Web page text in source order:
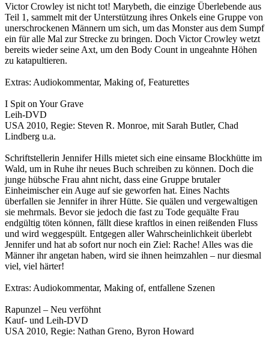
Victor Crowley ist nicht tot! Marybeth, die einzige Überlebende aus
Teil 1, sammelt mit der Unterstützung ihres Onkels eine Gruppe von
unerschrockenen Männern um sich, um das Monster aus dem Sumpf
ein für alle Mal zur Strecke zu bringen. Doch Victor Crowley wetzt
bereits wieder seine Axt, um den Body Count in ungeahnte Höhen
zu katapultieren.
Extras: Audiokommentar, Making of, Featurettes
I Spit on Your Grave
Leih-DVD
USA 2010, Regie: Steven R. Monroe, mit Sarah Butler, Chad
Lindberg u.a.
Schriftstellerin Jennifer Hills mietet sich eine einsame Blockhütte im
Wald, um in Ruhe ihr neues Buch schreiben zu können. Doch die
junge hübsche Frau ahnt nicht, dass eine Gruppe brutaler
Einheimischer ein Auge auf sie geworfen hat. Eines Nachts
überfallen sie Jennifer in ihrer Hütte. Sie quälen und vergewaltigen
sie mehrmals. Bevor sie jedoch die fast zu Tode gequälte Frau
endgültig töten können, fällt diese kraftlos in einen reißenden Fluss
und wird weggespült. Entgegen aller Wahrscheinlichkeit überlebt
Jennifer und hat ab sofort nur noch ein Ziel: Rache! Alles was die
Männer ihr angetan haben, wird sie ihnen heimzahlen – nur diesmal
viel, viel härter!
Extras: Audiokommentar, Making of, entfallene Szenen
Rapunzel – Neu verföhnt
Kauf- und Leih-DVD
USA 2010, Regie: Nathan Greno, Byron Howard